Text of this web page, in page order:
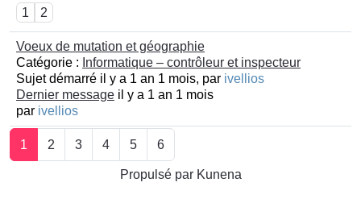
1
2
Voeux de mutation et géographie
Catégorie : Informatique – contrôleur et inspecteur
Sujet démarré il y a 1 an 1 mois, par ivellios
Dernier message il y a 1 an 1 mois
par ivellios
1 2 3 4 5 6
Propulsé par Kunena